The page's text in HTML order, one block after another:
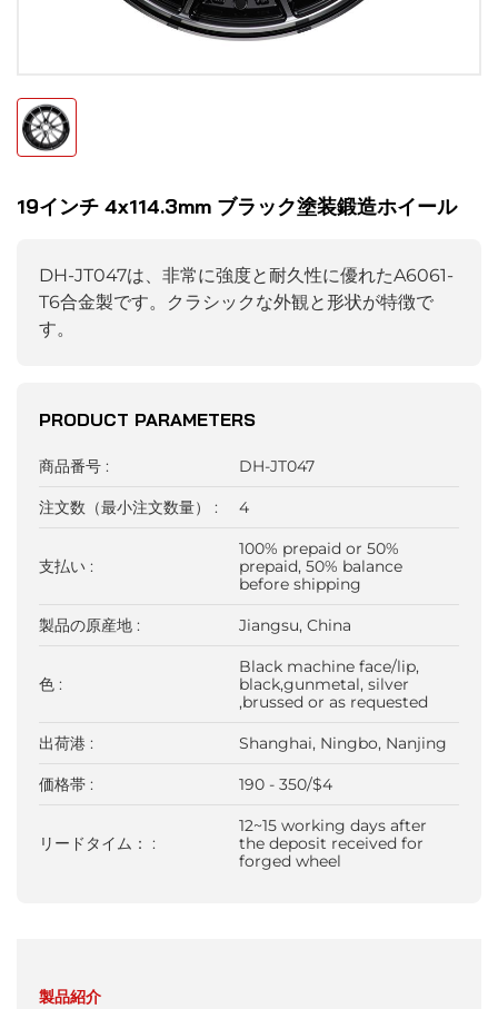
19インチ 4x114.3mm ブラック塗装鍛造ホイール
DH-JT047は、非常に強度と耐久性に優れたA6061-
T6合金製です。クラシックな外観と形状が特徴で
す。
PRODUCT PARAMETERS
商品番号 : DH-JT047
注文数（最小注文数量） : 4
支払い :
100% prepaid or 50%
prepaid, 50% balance
before shipping
製品の原産地 : Jiangsu, China
色 :
Black machine face/lip,
black,gunmetal, silver
,brussed or as requested
出荷港 : Shanghai, Ningbo, Nanjing
価格帯 : 190 - 350/$4
リードタイム： :
12~15 working days after
the deposit received for
forged wheel
製品紹介